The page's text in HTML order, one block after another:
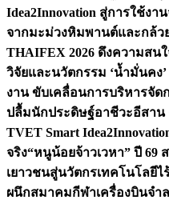
Idea2Innovation สู่การใช้งา
จากมะม่วงหิมพานต์และกล้ว
THAIFEX 2026 ดึงความสน
วิจัยและนวัตกรรม ‘น้ำมั่นคง
งาน ขับเคลื่อนการบริหารจั
ปลื้มนักประดิษฐ์อาชีวะอีสาน
TVET Smart
จริง“หนูน้อยจ้าวเวหา” ปี 69
เยาวชนสู่นวัตกรเทคโนโลยี
ผนึกสมาคมกีฬาเครื่องบินจำ